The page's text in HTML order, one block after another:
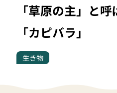
「草原の主」と
「カピバラ」
生き物